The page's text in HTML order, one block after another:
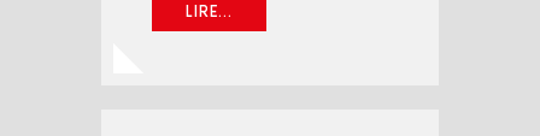
LIRE...